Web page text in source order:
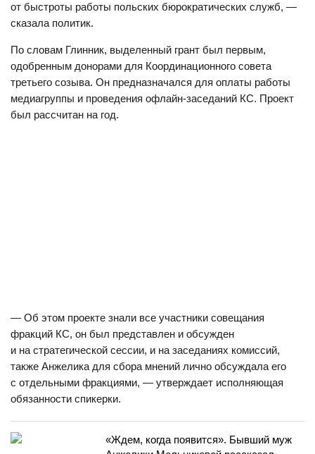
от быстроты работы польских бюрократических служб, —
сказала политик.
По словам Глинник, выделенный грант был первым,
одобренным донорами для Координационного совета
третьего созыва. Он предназначался для оплаты работы
медиагруппы и проведения офлайн-заседаний КС. Проект
был рассчитан на год.
— Об этом проекте знали все участники совещания
фракций КС, он был представлен и обсужден
и на стратегической сессии, и на заседаниях комиссий,
также Анжелика для сбора мнений лично обсуждала его
с отдельными фракциями, — утверждает исполняющая
обязанности спикерки.
«Ждем, когда появится». Бывший муж